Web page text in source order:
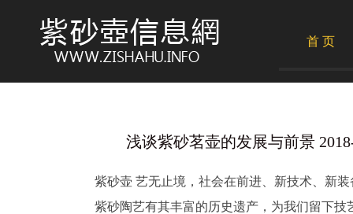
首 页
浅谈紫砂茗壶的发展与前景
紫砂壶 艺无止境，社会在前进、新技术、新
紫砂陶艺有其丰富的历史遗产，为我们留下